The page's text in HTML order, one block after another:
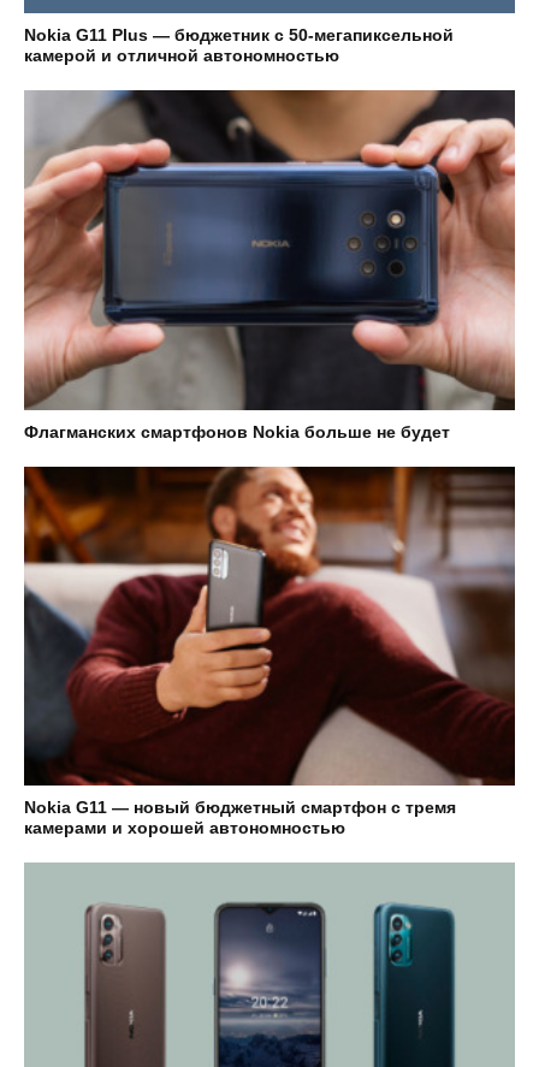
Nokia G11 Plus — бюджетник с 50-мегапиксельной
камерой и отличной автономностью
Флагманских смартфонов Nokia больше не будет
Nokia G11 — новый бюджетный смартфон с тремя
камерами и хорошей автономностью